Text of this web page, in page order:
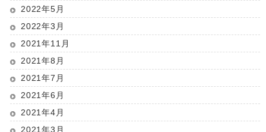
2022年5月
2022年3月
2021年11月
2021年8月
2021年7月
2021年6月
2021年4月
2021年3月